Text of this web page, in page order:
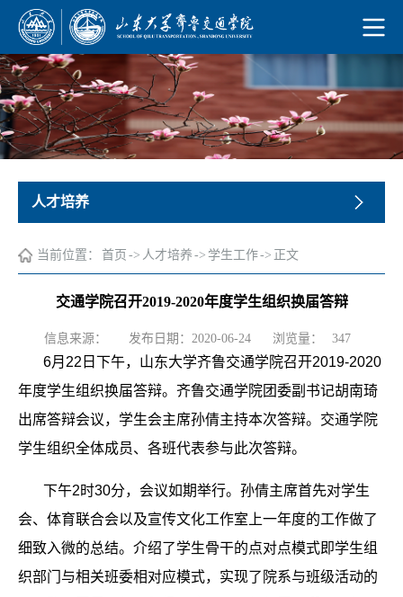
人才培养
当前位置： 首页 -> 人才培养 -> 学生工作-> 正文
交通学院召开2019-2020年度学生组织换届答辩
信息来源： 发布日期：2020-06-24 浏览量： 347
6月 22 日下午，山东大学齐鲁交通学院召开2019-2020
年度学生组织换届答辩。齐鲁交通学院团委副书记胡南琦
出席答辩会议，学生会主席孙倩主持本次答辩。交通学院
学生组织全体成员、各班代表参与此次答辩。
下午2时30分，会议如期举行。孙倩主席首先对学生
会、体育联合会以及宣传文化工作室上一年度的工作做了
细致入微的总结。介绍了学生骨干的点对点模式即学生组
织部门与相关班委相对应模式，实现了院系与班级活动的